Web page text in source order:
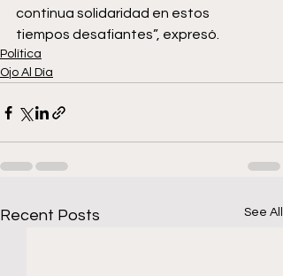
continua solidaridad en estos
tiempos desafiantes”, expresó.
Política
Ojo Al Día
Recent Posts See All